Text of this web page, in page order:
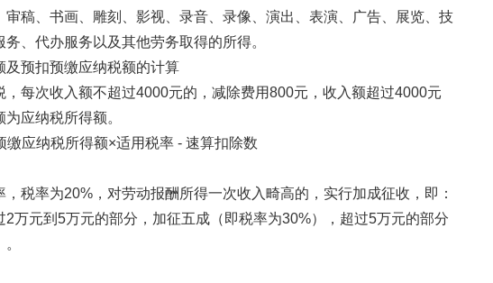
稿、书画、雕刻、影视、录音、录像、演出、表演、广告、展览、技
、代办服务以及其他劳务取得的所得。
及预扣预缴应纳税额的计算
每次收入额不超过4000元的，减除费用800元，收入额超过4000元
应纳税所得额。
缴应纳税所得额×适用税率 - 速算扣除数
税率为20%，对劳动报酬所得一次收入畸高的，实行加成征收，即：
万元到5万元的部分，加征五成（即税率为30%），超过5万元的部分